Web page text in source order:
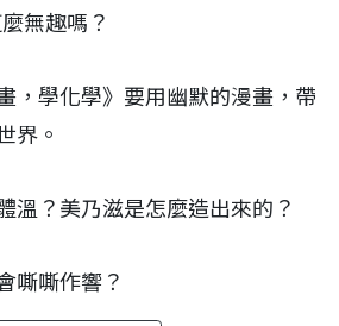
無趣嗎？
，學化學》要用幽默的漫畫，帶
界。
溫？美乃滋是怎麼造出來的？
嘶嘶作響？